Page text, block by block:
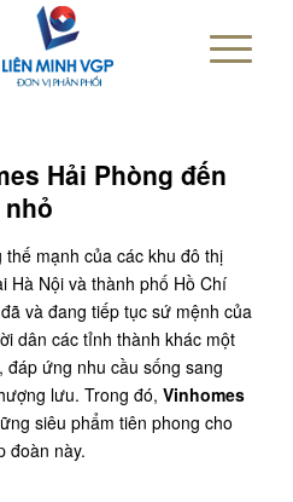
Hải Phòng đến
mạnh của các khu đô thị
Hà Nội và thành phố Hồ Chí
và đang tiếp tục sứ mệnh của
dân các tỉnh thành khác một
ứng nhu cầu sống sang
lưu. Trong đó, Vinhomes
siêu phẩm tiên phong cho
đoàn này.